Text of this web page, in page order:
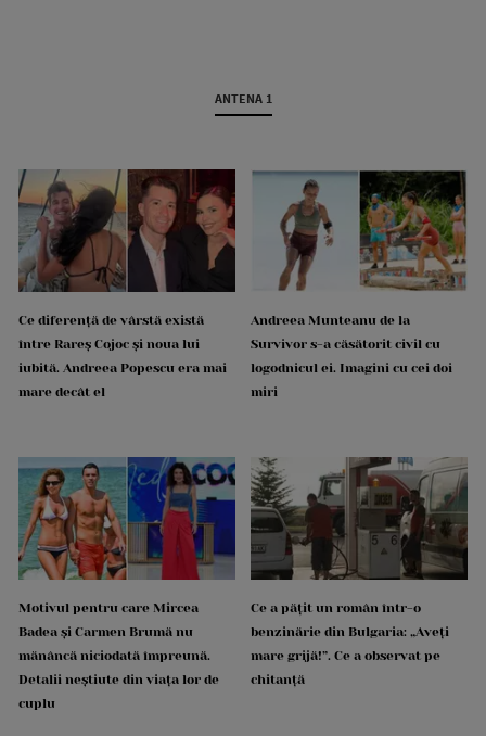
ANTENA 1
Ce diferență de vârstă există
între Rareș Cojoc și noua lui
iubită. Andreea Popescu era mai
mare decât el
Andreea Munteanu de la
Survivor s-a căsătorit civil cu
logodnicul ei. Imagini cu cei doi
miri
Motivul pentru care Mircea
Badea și Carmen Brumă nu
mănâncă niciodată împreună.
Detalii neștiute din viața lor de
cuplu
Ce a pățit un român într-o
benzinărie din Bulgaria: „Aveți
mare grijă!”. Ce a observat pe
chitanță